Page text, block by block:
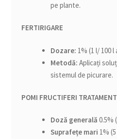
pe plante.
FERTIRIGARE
Dozare: 1% (1 l/ 100 l
Metodă: Aplicați
sistemul de picurare.
POMI FRUCTIFERI
Doză generală 0.5%
Suprafețe mari 1%